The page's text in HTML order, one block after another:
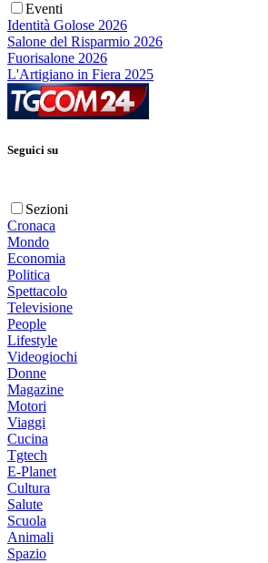
Eventi
Identità Golose 2026
Salone del Risparmio 2026
Fuorisalone 2026
L'Artigiano in Fiera 2025
Seguici su
Sezioni
Cronaca
Mondo
Economia
Politica
Spettacolo
Televisione
People
Lifestyle
Videogiochi
Donne
Magazine
Motori
Viaggi
Cucina
Tgtech
E-Planet
Cultura
Salute
Scuola
Animali
Spazio